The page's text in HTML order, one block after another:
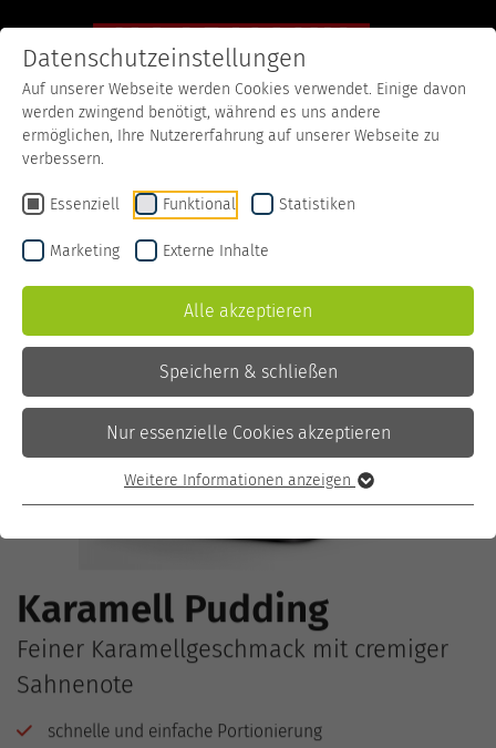
Produkte Desserts/Joghurt
Karamell Pudding
Feiner Karamellgeschmack mit cremiger
Sahnenote
schnelle und einfache Portionierung
Datenschutzeinstellungen
Auf unserer Webseite werden Cookies verwendet. Einige davon
werden zwingend benötigt, während es uns andere
ermöglichen, Ihre Nutzererfahrung auf unserer Webseite zu
verbessern.
Essenziell Funktional Statistiken
Marketing Externe Inhalte
Alle akzeptieren
Speichern & schließen
Nur essenzielle Cookies akzeptieren
Weitere Informationen anzeigen